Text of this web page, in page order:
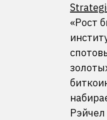
«Рост